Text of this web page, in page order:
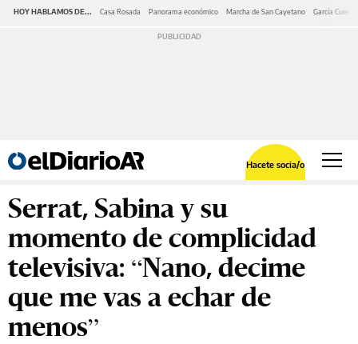
HOY HABLAMOS DE... Casa Rosada Panorama económico Marcha de San Cayetano García Cuerva
Hacete socia/o
Serrat, Sabina y su
momento de complicidad
televisiva: “Nano, decime
que me vas a echar de
menos”